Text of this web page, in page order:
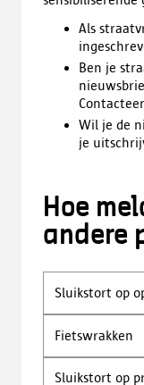
Als
Ben je
Wil je de
je
Hoe
andere
Sluikstort op
Fietswrakken
Sluikstort op